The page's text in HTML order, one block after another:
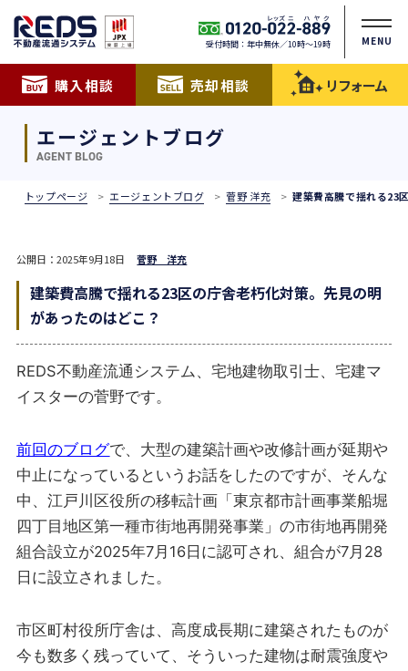
受付時間：年中無休／10時〜19時 MENU
購入相談 売却相談 リフォーム
エージェントブログ
AGENT BLOG
トップページ エージェントブログ 菅野 洋充 建築費高騰で揺れる23
公開日：2025年9月18日菅野 洋充
建築費高騰で揺れる23区の庁舎老朽化対策。先見の明
があったのはどこ？
REDS不動産流通システム、宅地建物取引士、宅建マ
イスターの菅野です。
前回のブログで、大型の建築計画や改修計画が延期や
中止になっているというお話をしたのですが、そんな
中、江戸川区役所の移転計画「東京都市計画事業船堀
四丁目地区第一種市街地再開発事業」の市街地再開発
組合設立が2025年7月16日に認可され、組合が7月28
日に設立されました。
市区町村役所庁舎は、高度成長期に建築されたものが
今も数多く残っていて、そういった建物は耐震強度や